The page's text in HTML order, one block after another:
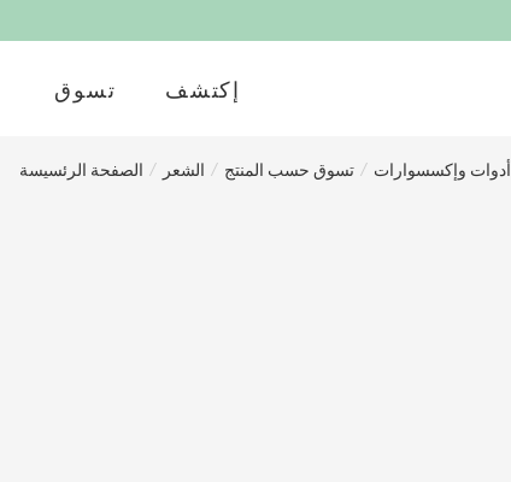
تسوق إكتشف
الصفحة الرئسيسة / الشعر / تسوق حسب المنتج / أدوات وإكسسوارات